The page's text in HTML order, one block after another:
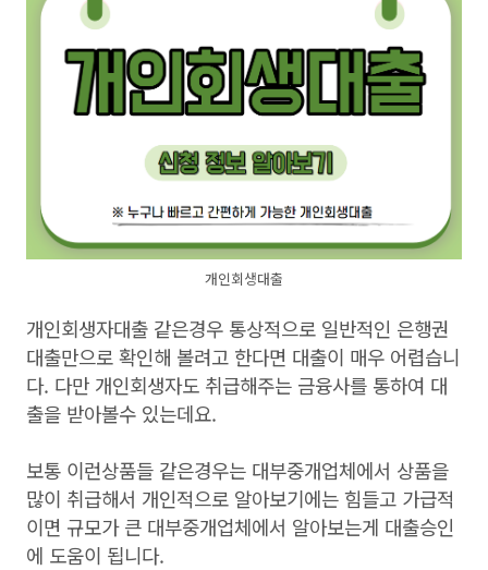
개인회생대출
개인회생자대출 같은경우 통상적으로 일반적인 은행권
대출만으로 확인해 볼려고 한다면 대출이 매우 어렵습니
다. 다만 개인회생자도 취급해주는 금융사를 통하여 대
출을 받아볼수 있는데요.
보통 이런상품들 같은경우는 대부중개업체에서 상품을
많이 취급해서 개인적으로 알아보기에는 힘들고 가급적
이면 규모가 큰 대부중개업체에서 알아보는게 대출승인
에 도움이 됩니다.